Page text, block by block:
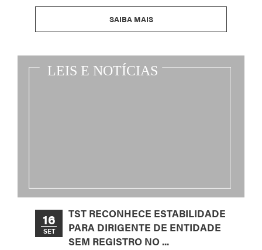
SAIBA MAIS
16
SET
TST RECONHECE ESTABILIDADE
PARA DIRIGENTE DE ENTIDADE
SEM REGISTRO NO ...